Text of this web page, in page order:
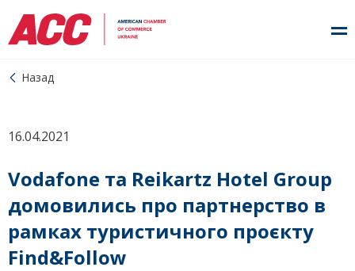
Назад
16.04.2021
Vodafone та Reikartz Hotel Group
домовились про партнерство в
рамках туристичного проєкту
Find&Follow